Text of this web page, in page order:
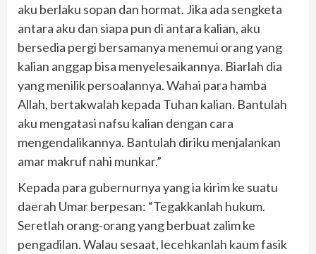
aku berlaku sopan dan hormat. Jika ada sengketa
antara aku dan siapa pun di antara kalian, aku
bersedia pergi bersamanya menemui orang yang
kalian anggap bisa menyelesaikannya. Biarlah dia
yang menilik persoalannya. Wahai para hamba
Allah, bertakwalah kepada Tuhan kalian. Bantulah
aku mengatasi nafsu kalian dengan cara
mengendalikannya. Bantulah diriku menjalankan
amar makruf nahi munkar.”
Kepada para gubernurnya yang ia kirim ke suatu
daerah Umar berpesan: “Tegakkanlah hukum.
Seretlah orang-orang yang berbuat zalim ke
pengadilan. Walau sesaat, lecehkanlah kaum fasik